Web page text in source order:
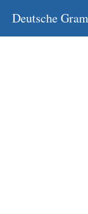
Inhalt
springen
Deutsche